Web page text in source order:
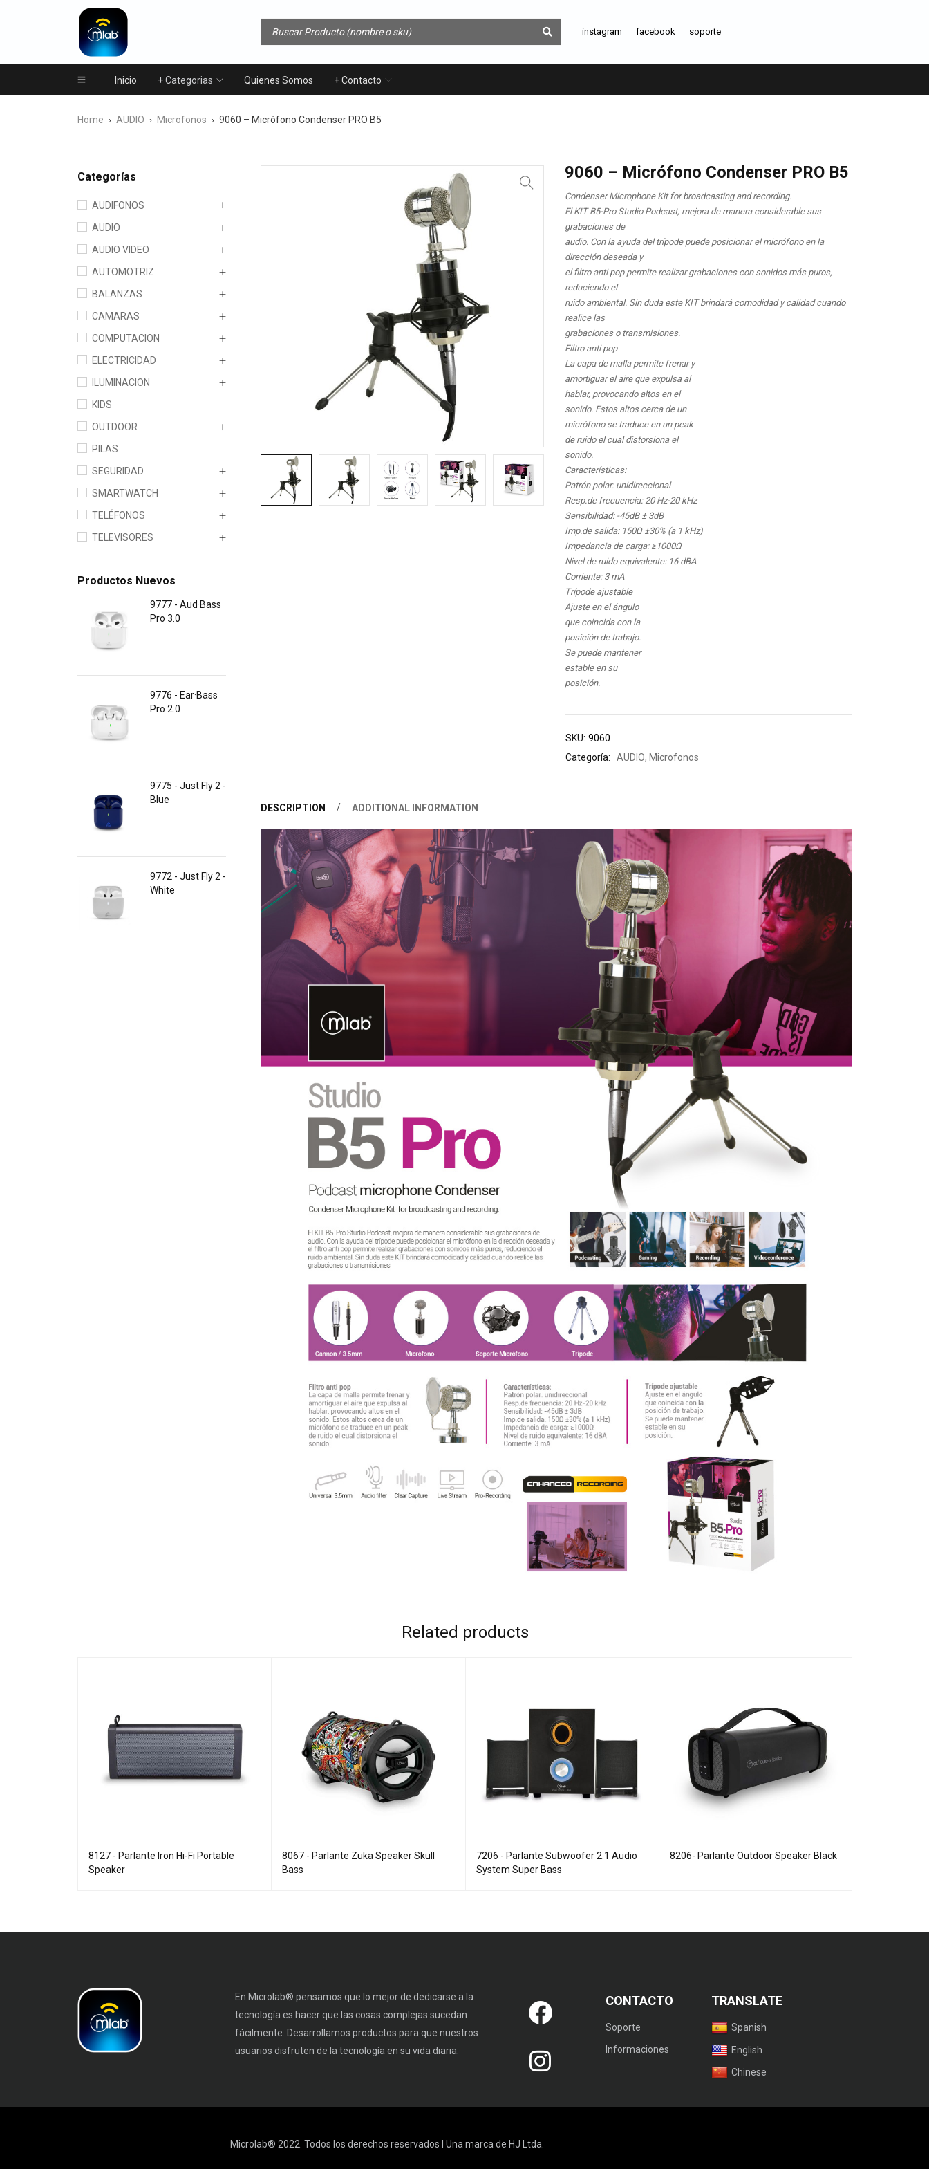
instagram facebook soporte
Inicio + Categorias Quienes Somos + Contacto
Home › AUDIO › Microfonos › 9060 – Micrófono Condenser PRO B5
Categorías
AUDIFONOS
AUDIO
AUDIO VIDEO
AUTOMOTRIZ
BALANZAS
CAMARAS
COMPUTACION
ELECTRICIDAD
ILUMINACION
KIDS
OUTDOOR
PILAS
SEGURIDAD
SMARTWATCH
TELÉFONOS
TELEVISORES
Productos Nuevos
9777 - Aud·Bass
Pro 3.0
9776 - Ear·Bass
Pro 2.0
9775 - Just Fly 2 -
Blue
9772 - Just Fly 2 -
White
9060 – Micrófono Condenser PRO B5
Condenser Microphone Kit for broadcasting and recording.
El KIT B5-Pro Studio Podcast, mejora de manera considerable sus
grabaciones de
audio. Con la ayuda del trípode puede posicionar el micrófono en la
dirección deseada y
el filtro anti pop permite realizar grabaciones con sonidos más puros,
reduciendo el
ruido ambiental. Sin duda este KIT brindará comodidad y calidad cuando
realice las
grabaciones o transmisiones.
Filtro anti pop
La capa de malla permite frenar y
amortiguar el aire que expulsa al
hablar, provocando altos en el
sonido. Estos altos cerca de un
micrófono se traduce en un peak
de ruido el cual distorsiona el
sonido.
Características:
Patrón polar: unidireccional
Resp.de frecuencia: 20 Hz-20 kHz
Sensibilidad: -45dB ± 3dB
Imp.de salida: 150Ω ±30% (a 1 kHz)
Impedancia de carga: ≥1000Ω
Nivel de ruido equivalente: 16 dBA
Corriente: 3 mA
Trípode ajustable
Ajuste en el ángulo
que coincida con la
posición de trabajo.
Se puede mantener
estable en su
posición.
SKU: 9060
Categoría:
AUDIO, Microfonos
DESCRIPTION ADDITIONAL INFORMATION
Related products
8127 - Parlante Iron Hi-Fi Portable
Speaker
8067 - Parlante Zuka Speaker Skull
Bass
7206 - Parlante Subwoofer 2.1 Audio
System Super Bass
8206- Parlante Outdoor Speaker Black
En Microlab® pensamos que lo mejor de dedicarse a la
tecnología es hacer que las cosas complejas sucedan
fácilmente. Desarrollamos productos para que nuestros
usuarios disfruten de la tecnología en su vida diaria.
CONTACTO
Soporte
Informaciones
TRANSLATE
Spanish
English
Chinese
Microlab® 2022. Todos los derechos reservados I Una marca de HJ Ltda.